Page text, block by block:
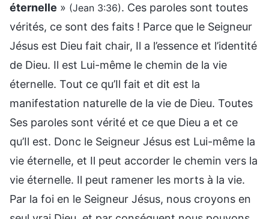
éternelle » (Jean 3:36). Ces paroles sont toutes
vérités, ce sont des faits ! Parce que le Seigneur
Jésus est Dieu fait chair, Il a l’essence et l’identité
de Dieu. Il est Lui-même le chemin de la vie
éternelle. Tout ce qu’Il fait et dit est la
manifestation naturelle de la vie de Dieu. Toutes
Ses paroles sont vérité et ce que Dieu a et ce
qu’Il est. Donc le Seigneur Jésus est Lui-même la
vie éternelle, et Il peut accorder le chemin vers la
vie éternelle. Il peut ramener les morts à la vie.
Par la foi en le Seigneur Jésus, nous croyons en